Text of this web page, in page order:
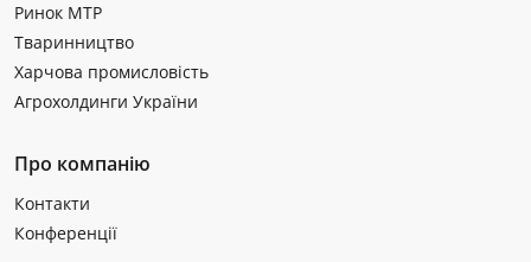
Ринок МТР
Тваринництво
Харчова промисловість
Агрохолдинги України
Про компанію
Контакти
Конференції